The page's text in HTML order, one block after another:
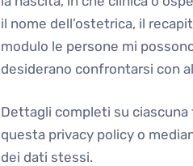
il nome dell’ostetrica, il
modulo le persone mi
desiderano confrontarsi con
Dettagli completi su
questa privacy policy o
dei dati stessi.